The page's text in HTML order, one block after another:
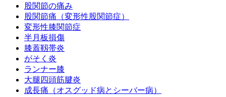
股関節の痛み
股関節痛（変形性股関節症）
変形性膝関節症
半月板損傷
膝蓋靱帯炎
がそく炎
ランナー膝
大腿四頭筋腱炎
成長痛（オスグッド病とシーバー病）